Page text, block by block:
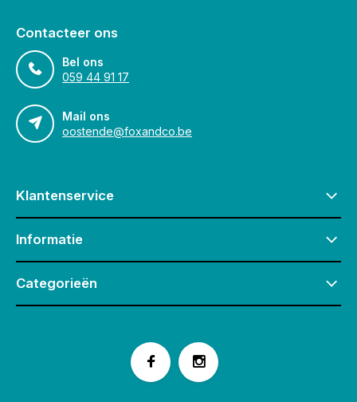
Contacteer ons
Bel ons
059 44 91 17
Mail ons
oostende@foxandco.be
Klantenservice
Informatie
Categorieën